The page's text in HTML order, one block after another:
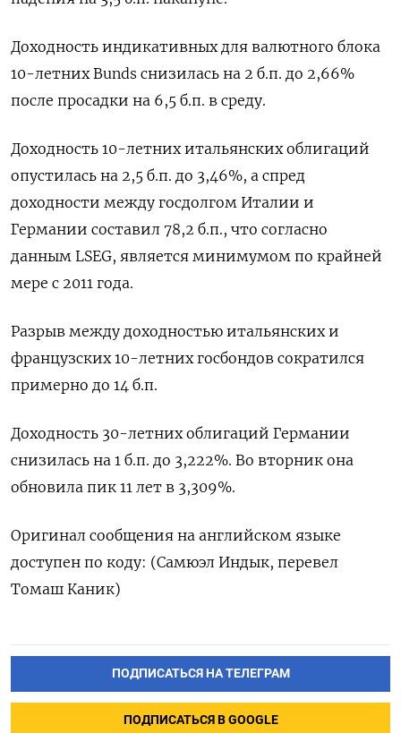
Доходность индикативных для валютного блока
10-летних Bunds снизилась на 2 б.п. до 2,66%
после просадки на 6,5 б.п. в среду.
Доходность 10-летних итальянских облигаций
опустилась на 2,5 б.п. до 3,46%, а спред
доходности между госдолгом Италии и
Германии составил 78,2 б.п., что согласно
данным LSEG, является минимумом по крайней
мере с 2011 года.
Разрыв между доходностью итальянских и
французских 10-летних госбондов сократился
примерно до 14 б.п.
Доходность 30-летних облигаций Германии
снизилась на 1 б.п. до 3,222%. Во вторник она
обновила пик 11 лет в 3,309%.
Оригинал сообщения на английском языке
доступен по коду: (Самюэл Индык, перевел
Томаш Каник)
ПОДПИСАТЬСЯ НА ТЕЛЕГРАМ
ПОДПИСАТЬСЯ В GOOGLE